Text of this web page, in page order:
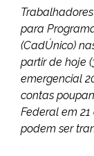
para
(CadÚnico)
partir de hoje
emergencial
contas
Federal em
podem ser